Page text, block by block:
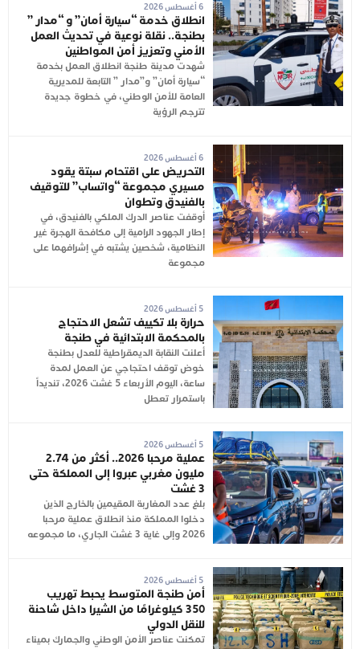
6 أغسطس 2026
انطلاق خدمة “سيارة أمان” و “مدار ”
بطنجة.. نقلة نوعية في تحديث العمل
الأمني وتعزيز أمن المواطنين
شهدت مدينة طنجة انطلاق العمل بخدمة
“سيارة أمان” و”مدار ” التابعة للمديرية
العامة للأمن الوطني، في خطوة جديدة
تترجم الرؤية
6 أغسطس 2026
التحريض على اقتحام سبتة يقود
مسيري مجموعة “واتساب” للتوقيف
بالفنيدق وتطوان
أوقفت عناصر الدرك الملكي بالفنيدق، في
إطار الجهود الرامية إلى مكافحة الهجرة غير
النظامية، شخصين يشتبه في إشرافهما على
مجموعة
5 أغسطس 2026
حرارة بلا تكييف تشعل الاحتجاج
بالمحكمة الابتدائية في طنجة
أعلنت النقابة الديمقراطية للعدل بطنجة
خوض توقف احتجاجي عن العمل لمدة
ساعة، اليوم الأربعاء 5 غشت 2026، تنديداً
باستمرار تعطل
5 أغسطس 2026
عملية مرحبا 2026.. أكثر من 2.74
مليون مغربي عبروا إلى المملكة حتى
3 غشت
بلغ عدد المغاربة المقيمين بالخارج الذين
دخلوا المملكة منذ انطلاق عملية مرحبا
2026 وإلى غاية 3 غشت الجاري، ما مجموعه
5 أغسطس 2026
أمن طنجة المتوسط يحبط تهريب
350 كيلوغرامًا من الشيرا داخل شاحنة
للنقل الدولي
تمكنت عناصر الأمن الوطني والجمارك بميناء